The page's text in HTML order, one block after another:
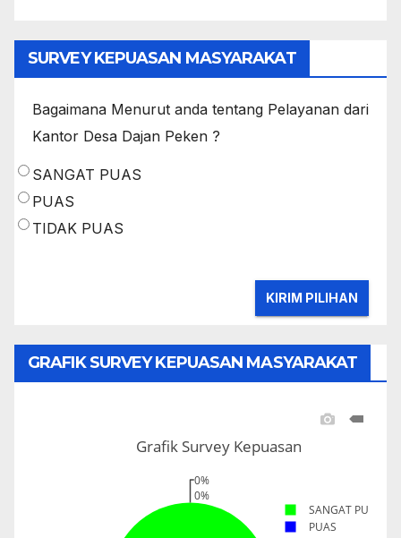
SURVEY KEPUASAN MASYARAKAT
Bagaimana Menurut anda tentang Pelayanan dari
Kantor Desa Dajan Peken ?
SANGAT PUAS
PUAS
TIDAK PUAS
GRAFIK SURVEY KEPUASAN MASYARAKAT